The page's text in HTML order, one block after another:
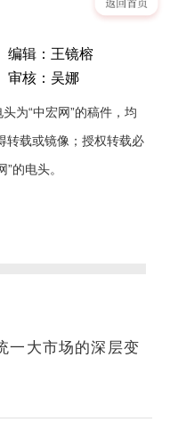
编辑：王镜榕
审核：吴娜
为“中宏网”的稿件，均
转载或镜像；授权转载必
的电头。
一大市场的深层变